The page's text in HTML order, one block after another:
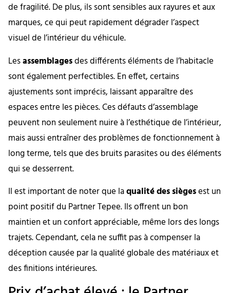
de fragilité. De plus, ils sont sensibles aux rayures et aux
marques, ce qui peut rapidement dégrader l’aspect
visuel de l’intérieur du véhicule.
Lesassemblagesdes différents éléments de l’habitacle
sont également perfectibles. En effet, certains
ajustements sont imprécis, laissant apparaître des
espaces entre les pièces. Ces défauts d’assemblage
peuvent non seulement nuire à l’esthétique de l’intérieur,
mais aussi entraîner des problèmes de fonctionnement à
long terme, tels que des bruits parasites ou des éléments
qui se desserrent.
Il est important de noter que laqualité des siègesest un
point positif du Partner Tepee. Ils offrent un bon
maintien et un confort appréciable, même lors des longs
trajets. Cependant, cela ne suffit pas à compenser la
déception causée par la qualité globale des matériaux et
des finitions intérieures.